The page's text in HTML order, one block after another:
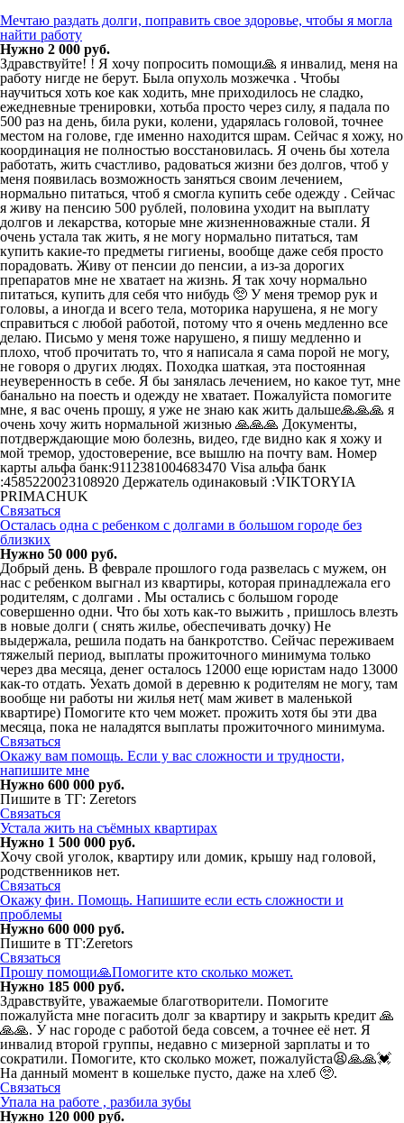
Мечтаю раздать долги, поправить свое здоровье, чтобы я могла
найти работу
Нужно 2 000 руб.
Здравствуйте! ! Я хочу попросить помощи🙏 я инвалид, меня на
работу нигде не берут. Была опухоль мозжечка . Чтобы
научиться хоть кое как ходить, мне приходилось не сладко,
ежедневные тренировки, хотьба просто через силу, я падала по
500 раз на день, била руки, колени, ударялась головой, точнее
местом на голове, где именно находится шрам. Сейчас я хожу, но
координация не полностью восстановилась. Я очень бы хотела
работать, жить счастливо, радоваться жизни без долгов, чтоб у
меня появилась возможность заняться своим лечением,
нормально питаться, чтоб я смогла купить себе одежду . Сейчас
я живу на пенсию 500 рублей, половина уходит на выплату
долгов и лекарства, которые мне жизненноважные стали. Я
очень устала так жить, я не могу нормально питаться, там
купить какие-то предметы гигиены, вообще даже себя просто
порадовать. Живу от пенсии до пенсии, а из-за дорогих
препаратов мне не хватает на жизнь. Я так хочу нормально
питаться, купить для себя что нибудь 🥺 У меня тремор рук и
головы, а иногда и всего тела, моторика нарушена, я не могу
справиться с любой работой, потому что я очень медленно все
делаю. Письмо у меня тоже нарушено, я пишу медленно и
плохо, чтоб прочитать то, что я написала я сама порой не могу,
не говоря о других людях. Походка шаткая, эта постоянная
неуверенность в себе. Я бы занялась лечением, но какое тут, мне
банально на поесть и одежду не хватает. Пожалуйста помогите
мне, я вас очень прошу, я уже не знаю как жить дальше🙏🙏🙏 я
очень хочу жить нормальной жизнью 🙏🙏🙏 Документы,
потдверждающие мою болезнь, видео, где видно как я хожу и
мой тремор, удостоверение, все вышлю на почту вам. Номер
карты альфа банк:9112381004683470 Visa альфа банк
:4585220023108920 Держатель одинаковый :VIKTORYIA
PRIMACHUK
Связаться
Осталась одна с ребенком с долгами в большом городе без
близких
Нужно 50 000 руб.
Добрый день. В феврале прошлого года развелась с мужем, он
нас с ребенком выгнал из квартиры, которая принадлежала его
родителям, с долгами . Мы остались с большом городе
совершенно одни. Что бы хоть как-то выжить , пришлось влезть
в новые долги ( снять жилье, обеспечивать дочку) Не
выдержала, решила подать на банкротство. Сейчас переживаем
тяжелый период, выплаты прожиточного минимума только
через два месяца, денег осталось 12000 еще юристам надо 13000
как-то отдать. Уехать домой в деревню к родителям не могу, там
вообще ни работы ни жилья нет( мам живет в маленькой
квартире) Помогите кто чем может. прожить хотя бы эти два
месяца, пока не наладятся выплаты прожиточного минимума.
Связаться
Окажу вам помощь. Если у вас сложности и трудности,
напишите мне
Нужно 600 000 руб.
Пишите в ТГ: Zeretors
Связаться
Устала жить на съёмных квартирах
Нужно 1 500 000 руб.
Хочу свой уголок, квартиру или домик, крышу над головой,
родственников нет.
Связаться
Окажу фин. Помощь. Напишите если есть сложности и
проблемы
Нужно 600 000 руб.
Пишите в ТГ:Zeretors
Связаться
Прошу помощи🙏Помогите кто сколько может.
Нужно 185 000 руб.
Здравствуйте, уважаемые благотворители. Помогите
пожалуйста мне погасить долг за квартиру и закрыть кредит 🙏
🙏🙏. У нас городе с работой беда совсем, а точнее её нет. Я
инвалид второй группы, недавно с мизерной зарплаты и то
сократили. Помогите, кто сколько может, пожалуйста😫🙏🙏💓
На данный момент в кошельке пусто, даже на хлеб 🥺.
Связаться
Упала на работе , разбила зубы
Нужно 120 000 руб.